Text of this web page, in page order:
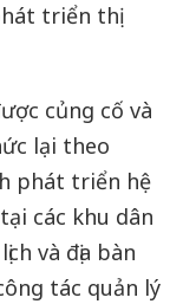
triển thị
củng cố và
lại theo
phát triển hệ
các khu dân
và địa bàn
tác quản lý